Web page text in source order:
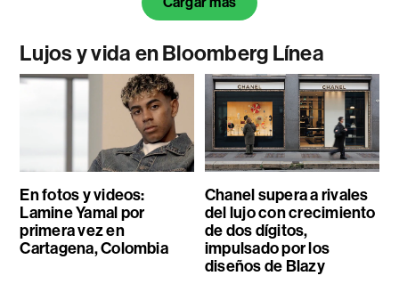
Lujos y vida en Bloomberg Línea
En fotos y videos:
Lamine Yamal por
primera vez en
Cartagena, Colombia
Chanel supera a rivales
del lujo con crecimiento
de dos dígitos,
impulsado por los
diseños de Blazy